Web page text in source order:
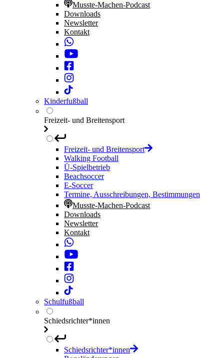
Musste-Machen-Podcast
Downloads
Newsletter
Kontakt
Kinderfußball
Freizeit- und Breitensport
Freizeit- und Breitensport
Walking Football
Ü-Spielbetrieb
Beachsoccer
E-Soccer
Termine, Ausschreibungen, Bestimmungen
Musste-Machen-Podcast
Downloads
Newsletter
Kontakt
Schulfußball
Schiedsrichter*innen
Schiedsrichter*innen